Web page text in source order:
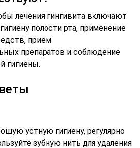
лечения гингивита включают
полости рта, применение
прием
препаратов и соблюдение
гигиены.
устную гигиену, регулярно
зубную нить для удаления